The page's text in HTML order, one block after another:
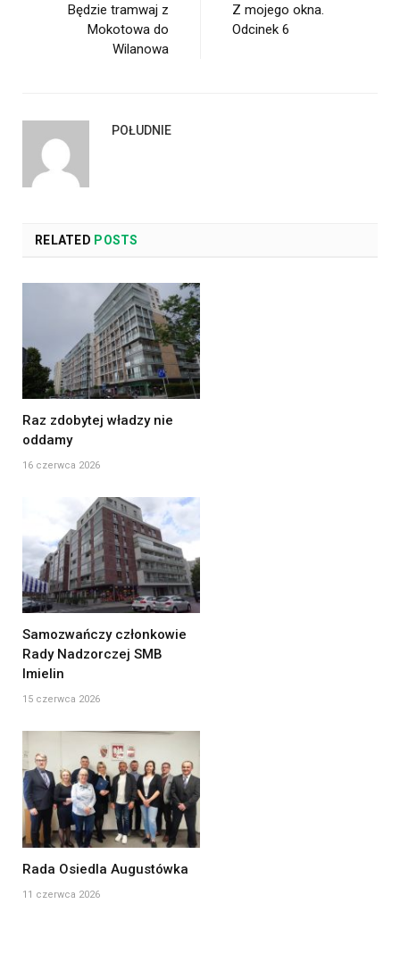
Będzie tramwaj z
Mokotowa do
Wilanowa
Z mojego okna.
Odcinek 6
POŁUDNIE
RELATED POSTS
Raz zdobytej władzy nie
oddamy
16 czerwca 2026
Samozwańczy członkowie
Rady Nadzorczej SMB
Imielin
15 czerwca 2026
Rada Osiedla Augustówka
11 czerwca 2026